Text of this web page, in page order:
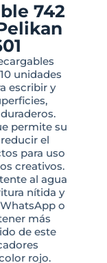
742
unidades
escribir y
permite su
el
para uso
creativos.
al agua
nítida y
o
más
de este
rojo.